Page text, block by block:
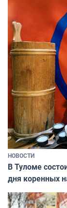
НОВОСТИ
В Туломе
дня коренных